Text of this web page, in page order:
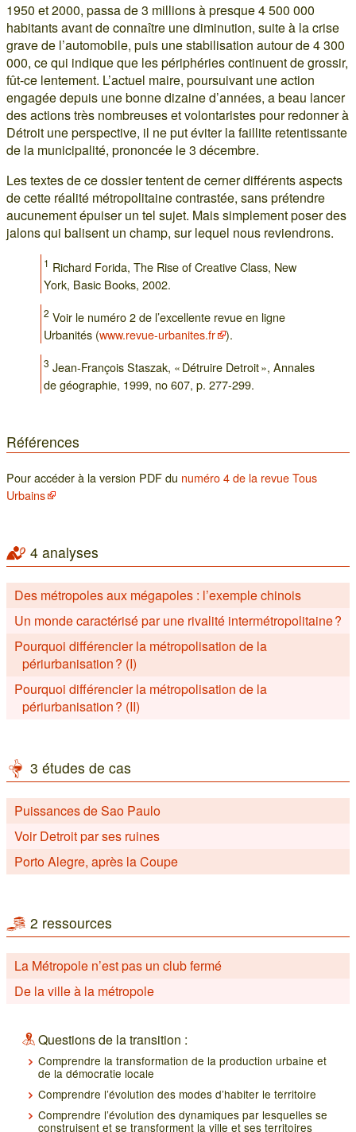
1950 et 2000, passa de 3 millions à presque 4 500 000
habitants avant de connaître une diminution, suite à la crise
grave de l’automobile, puis une stabilisation autour de 4 300
000, ce qui indique que les périphéries continuent de grossir,
fût-ce lentement. L’actuel maire, poursuivant une action
engagée depuis une bonne dizaine d’années, a beau lancer
des actions très nombreuses et volontaristes pour redonner à
Détroit une perspective, il ne put éviter la faillite retentissante
de la municipalité, prononcée le 3 décembre.
Les textes de ce dossier tentent de cerner différents aspects
de cette réalité métropolitaine contrastée, sans prétendre
aucunement épuiser un tel sujet. Mais simplement poser des
jalons qui balisent un champ, sur lequel nous reviendrons.
1 Richard Forida, The Rise of Creative Class, New
York, Basic Books, 2002.
2 Voir le numéro 2 de l’excellente revue en ligne
Urbanités (www.revue-urbanites.fr ).
3 Jean-François Staszak, « Détruire Detroit », Annales
de géographie, 1999, no 607, p. 277-299.
Références
Pour accéder à la version PDF du numéro 4 de la revue Tous
Urbains
4 analyses
Des métropoles aux mégapoles : l’exemple chinois
Un monde caractérisé par une rivalité intermétropolitaine ?
Pourquoi différencier la métropolisation de la
périurbanisation ? (I)
Pourquoi différencier la métropolisation de la
périurbanisation ? (II)
3 études de cas
Puissances de Sao Paulo
Voir Detroit par ses ruines
Porto Alegre, après la Coupe
2 ressources
La Métropole n’est pas un club fermé
De la ville à la métropole
Questions de la transition :
Comprendre la transformation de la production urbaine et
de la démocratie locale
Comprendre l’évolution des modes d’habiter le territoire
Comprendre l’évolution des dynamiques par lesquelles se
construisent et se transforment la ville et ses territoires